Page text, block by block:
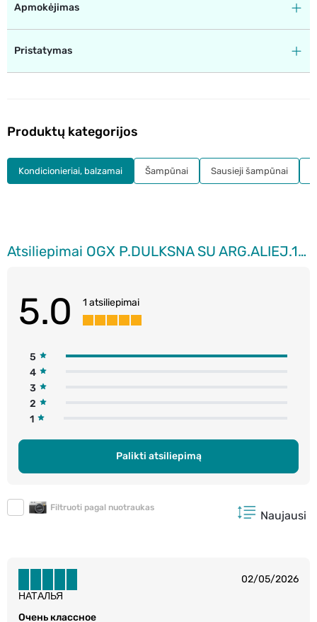
Apmokėjimas
Pristatymas
Atsiliepimai OGX P.DULKSNA SU ARG.ALIEJ.118
5.0 1 atsiliepimai
5
4
3
2
1
Palikti atsiliepimą
Filtruoti pagal nuotraukas
Naujausi
02/05/2026
Очень классное
НАТАЛЬЯ
Produktų kategorijos
Kondicionieriai, balzamai Šampūnai Sausieji šampūnai